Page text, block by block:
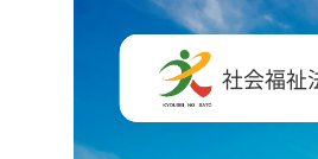
社会福祉